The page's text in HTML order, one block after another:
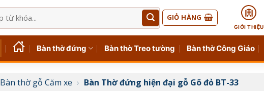
GIỎ HÀNG
GIỚI THIỆU
Bàn thờ đứng Bàn thờ Treo tường Bàn thờ Công Giáo
Bàn thờ gỗ Căm xe › Bàn Thờ đứng hiện đại gỗ Gõ đỏ BT-33